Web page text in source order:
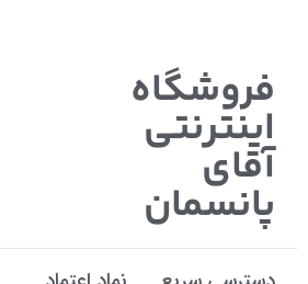
فروشگاه
اینترنتی
آقای
پانسمان